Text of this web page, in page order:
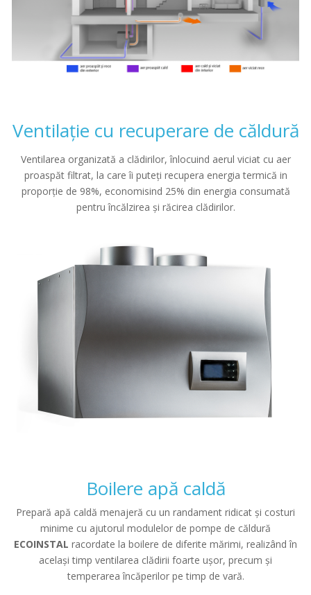
Ventilație cu recuperare de căldură
Ventilarea organizată a clădirilor, înlocuind aerul viciat cu aer
proaspăt filtrat, la care îi puteți recupera energia termică in
proporție de 98%, economisind 25% din energia consumată
pentru încălzirea și răcirea clădirilor.
Boilere apă caldă
Prepară apă caldă menajeră cu un randament ridicat și costuri
minime cu ajutorul modulelor de pompe de căldură
ECOINSTAL racordate la boilere de diferite mărimi, realizând în
același timp ventilarea clădirii foarte ușor, precum și
temperarea încăperilor pe timp de vară.